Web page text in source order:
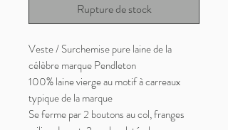
Rupture de stock
Veste / Surchemise pure laine de la
célèbre marque Pendleton
100% laine vierge au motif à carreaux
typique de la marque
Se ferme par 2 boutons au col, franges